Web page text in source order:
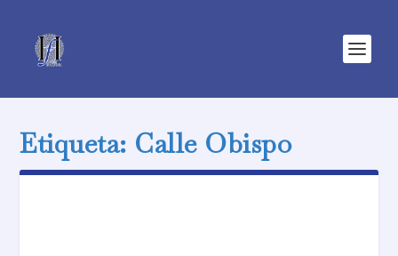
Etiqueta: Calle Obispo